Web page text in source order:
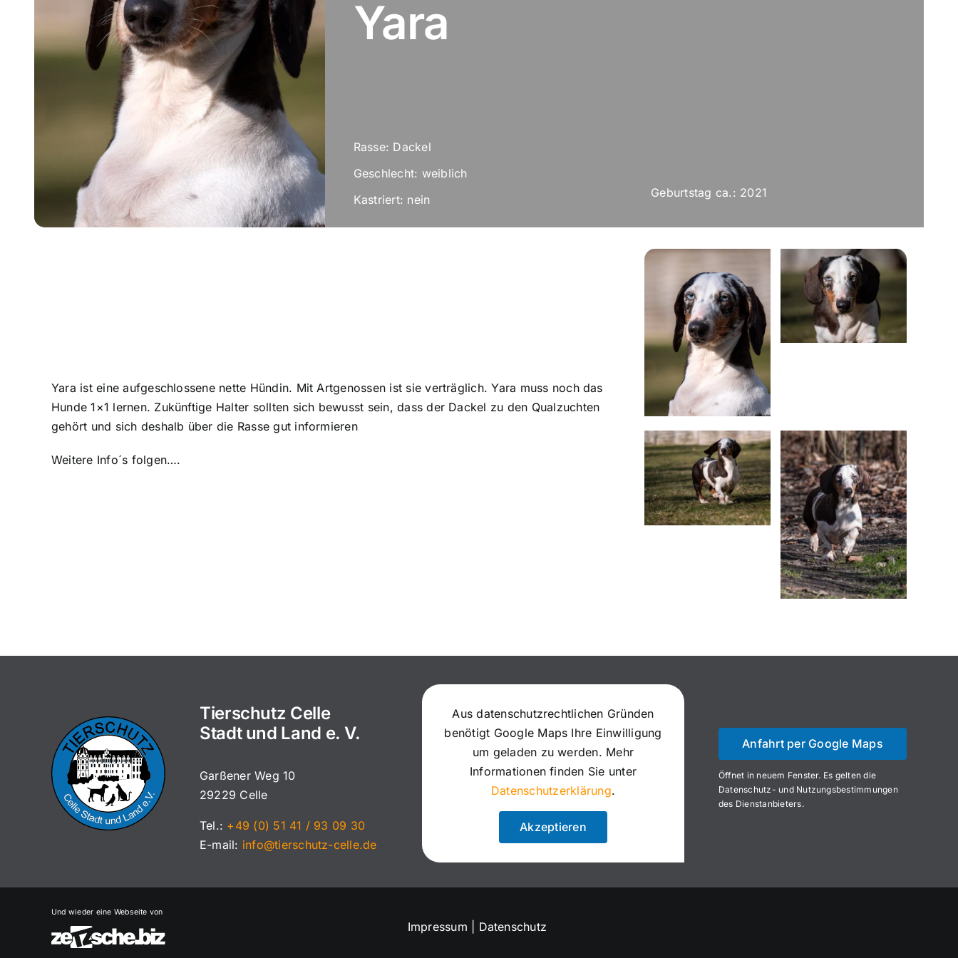
Yara
Rasse: Dackel
Geschlecht: weiblich
Kastriert: nein
Geburtstag ca.: 2021
Yara ist eine aufgeschlossene nette Hündin. Mit Artgenossen ist sie verträglich. Yara muss noch das
Hunde 1×1 lernen. Zukünftige Halter sollten sich bewusst sein, dass der Dackel zu den Qualzuchten
gehört und sich deshalb über die Rasse gut informieren
Weitere Info´s folgen….
Tierschutz Celle
Stadt und Land e. V.
Garßener Weg 10
29229 Celle
Tel.: +49 (0) 51 41 / 93 09 30
E-mail: info@tierschutz-celle.de
Aus datenschutzrechtlichen Gründen
benötigt Google Maps Ihre Einwilligung
um geladen zu werden. Mehr
Informationen finden Sie unter
Datenschutzerklärung.
Akzeptieren
Anfahrt per Google Maps
Öffnet in neuem Fenster. Es gelten die
Datenschutz- und Nutzungsbestimmungen
des Dienstanbieters.
Und wieder eine Webseite von
Impressum Datenschutz